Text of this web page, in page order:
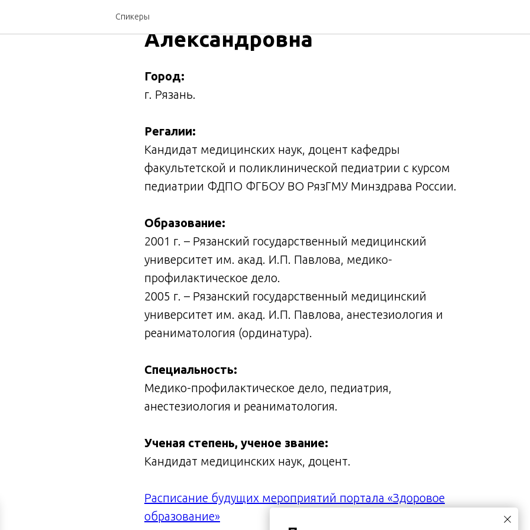
СпикерыАникеева Наталья
Александровна
Город:
г. Рязань.
Регалии:
Кандидат медицинских наук, доцент кафедры
факультетской и поликлинической педиатрии с курсом
педиатрии ФДПО ФГБОУ ВО РязГМУ Минздрава России.
Образование:
2001 г. – Рязанский государственный медицинский
университет им. акад. И.П. Павлова, медико-
профилактическое дело.
2005 г. – Рязанский государственный медицинский
университет им. акад. И.П. Павлова, анестезиология и
реаниматология (ординатура).
Специальность:
Медико-профилактическое дело, педиатрия,
анестезиология и реаниматология.
Ученая степень, ученое звание:
Кандидат медицинских наук, доцент.
Расписание будущих мероприятий портала «Здоровое
образование»